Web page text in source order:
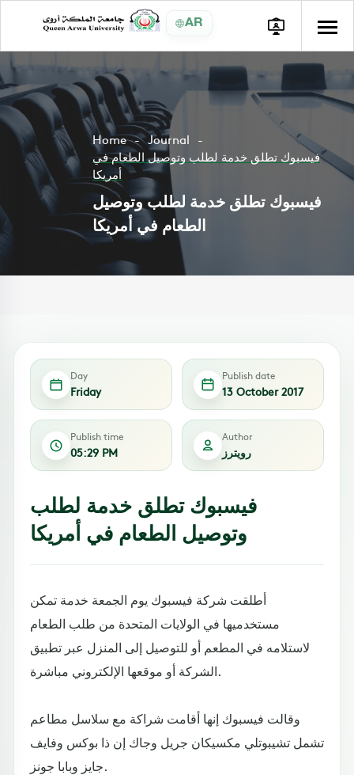
AR
Home
Journal
فيسبوك تطلق خدمة لطلب وتوصيل الطعام في
أمريكا
فيسبوك تطلق خدمة لطلب وتوصيل
الطعام في أمريكا
Day
Friday
Publish date
13 October 2017
Publish time
05:29 PM
Author
رويترز
فيسبوك تطلق خدمة لطلب
وتوصيل الطعام في أمريكا
أطلقت شركة فيسبوك يوم الجمعة خدمة تمكن
مستخدميها في الولايات المتحدة من طلب الطعام
لاستلامه في المطعم أو للتوصيل إلى المنزل عبر تطبيق
الشركة أو موقعها الإلكتروني مباشرة.
وقالت فيسبوك إنها أقامت شراكة مع سلاسل مطاعم
تشمل تشيبوتلي مكسيكان جريل وجاك إن ذا بوكس وفايف
جايز وبابا جونز.